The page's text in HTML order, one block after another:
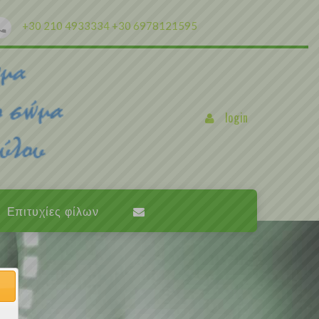
+30 210 4933334 +30 6978121595
login
Επιτυχίες φίλων